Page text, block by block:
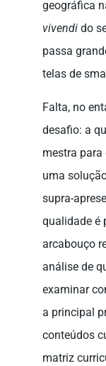
geográfica
vivendi do
passa
telas de
Falta, no
desafio: a
mestra para
uma
supra-
qualidade é
arcabouço
análise de
examinar
a principal
conteúdos
matriz